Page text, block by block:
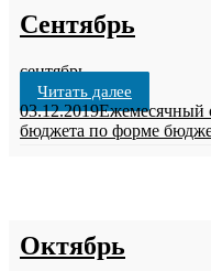
Сентябрь
сентябрь
Читать далее
03.12.2019Ежемесячный
бюджета по форме
Октябрь